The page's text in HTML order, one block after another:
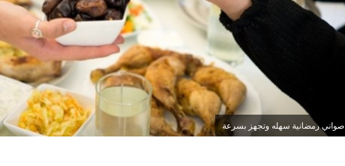
صواني رمضانية سهله وتجهز بسرعة